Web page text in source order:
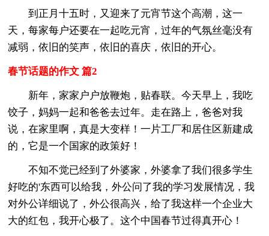
到正月十五时，又迎来了元宵节这个高潮，这一
天，每家每户还要在一起吃元宵，过年的气氛丝毫没有
减弱，依旧的笑声，依旧的喜庆，依旧的开心。
春节话题的作文 篇2
新年，家家户户放鞭炮，贴春联。今天早上，我吃
饺子，妈妈一起和爸爸去过年。走在路上，爸爸对我
说，在家里啊，真是大变样！一片工厂和居住区新建成
的，它是一个国家的政策好！
不知不觉已经到了外婆家，外婆拿了我们很多学生
好吃的'东西可以给我，外公问了我的学习发展情况，我
对外公详细说了，外公很高兴，给了我这样一个企业大
大的红包，我开心极了。这个中国春节过得真开心！